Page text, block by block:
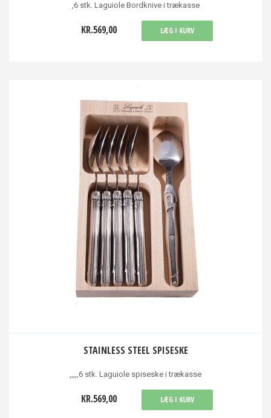
,6 stk. Laguiole Bordknive i trækasse
KR.569,00 LÆG I KURV
STAINLESS STEEL SPISESKE
,,,,,6 stk. Laguiole spiseske i trækasse
KR.569,00 LÆG I KURV